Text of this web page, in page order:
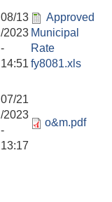
08/13
/2023
-
14:51
Approved
Municipal
Rate
fy8081.xls
07/21
/2023
-
13:17
o&m.pdf